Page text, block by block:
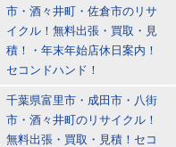
市・酒々井町・佐倉市のリサ
イクル！無料出張・買取・見
積！・年末年始店休日案内！
セコンドハンド！
千葉県富里市・成田市・八街
市・酒々井町のリサイクル！
無料出張・買取・見積！セコ